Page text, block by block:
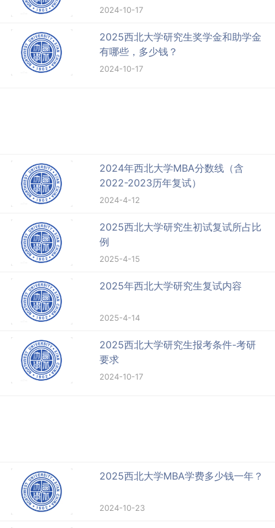
2024-10-17
2025西北大学研究生奖学金和助学金
有哪些，多少钱？
2024-10-17
2024年西北大学MBA分数线（含
2022-2023历年复试）
2024-4-12
2025西北大学研究生初试复试所占比
例
2025-4-15
2025年西北大学研究生复试内容
2025-4-14
2025西北大学研究生报考条件-考研
要求
2024-10-17
2025西北大学MBA学费多少钱一年？
2024-10-23